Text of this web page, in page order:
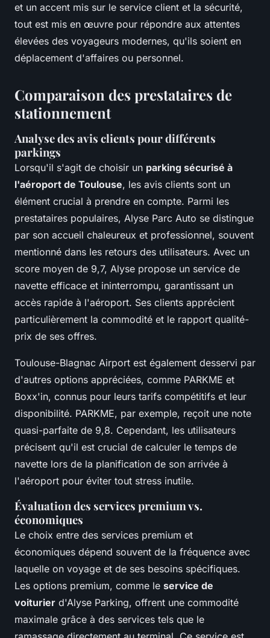
et un accent mis sur le service client et la sécurité,
tout est mis en œuvre pour répondre aux attentes
élevées des voyageurs modernes, qu'ils soient en
déplacement d'affaires ou personnel.
Comparaison des prestataires de
stationnement
Analyse des avis clients pour différents
parkings
Lorsqu'il s'agit de choisir un parking sécurisé à
l'aéroport de Toulouse, les avis clients sont un
élément crucial à prendre en compte. Parmi les
prestataires populaires, Alyse Parc Auto se distingue
par son accueil chaleureux et professionnel, souvent
mentionné dans les retours des utilisateurs. Avec un
score moyen de 9,7, Alyse propose un service de
navette efficace et ininterrompu, garantissant un
accès rapide à l'aéroport. Ses clients apprécient
particulièrement la commodité et le rapport qualité-
prix de ses offres.
Toulouse-Blagnac Airport est également desservi par
d'autres options appréciées, comme PARKME et
Boxx'in, connus pour leurs tarifs compétitifs et leur
disponibilité. PARKME, par exemple, reçoit une note
quasi-parfaite de 9,8. Cependant, les utilisateurs
précisent qu'il est crucial de calculer le temps de
navette lors de la planification de son arrivée à
l'aéroport pour éviter tout stress inutile.
Évaluation des services premium vs.
économiques
Le choix entre des services premium et
économiques dépend souvent de la fréquence avec
laquelle on voyage et de ses besoins spécifiques.
Les options premium, comme le service de
voiturier d'Alyse Parking, offrent une commodité
maximale grâce à des services tels que le